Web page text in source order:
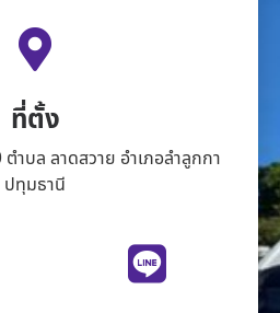
ที่ตั้ง
ำบล ลาดสวาย อำเภอลำลูกกา
ปทุมธานี